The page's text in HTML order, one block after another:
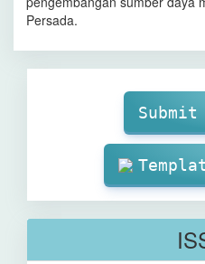
Persada.
SubmissionSubmit